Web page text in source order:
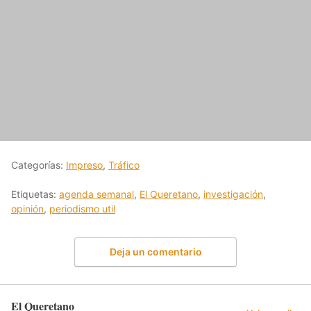
Categorías: Impreso, Tráfico
Etiquetas: agenda semanal, El Queretano, investigación,
opinión, periodismo util
Deja un comentario
El Queretano